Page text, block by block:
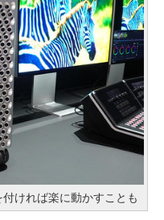
ければ楽に動かすことも